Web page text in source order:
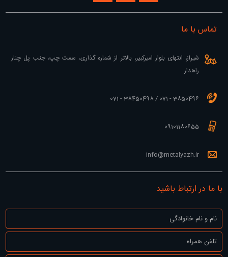
تماس با ما
شیراز، انتهای بلوار امیرکبیر، بالاتر از شماره گذاری، سمت چپ، جنب پل چنار
راهدار
3850496 - 071 / 38450498 - 071
09101180655
info@metalyazh.ir
با ما در ارتباط باشید